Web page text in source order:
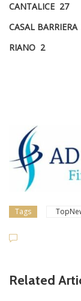
CANTALICE 27
CASAL
RIANO 2
Tags
Related